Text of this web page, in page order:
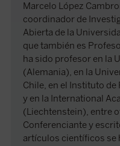
Marcelo López
coordinador de
Abierta de la
que también es
ha sido profesor en la
(Alemania), en la
Chile, en el Instituto
y en la International
(Liechtenstein), entre
Conferenciante y
artículos científicos se